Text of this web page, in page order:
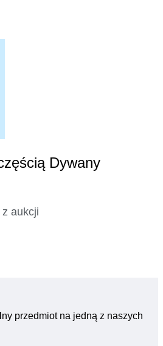
Dywany
aukcji
przedmiot na jedną z naszych